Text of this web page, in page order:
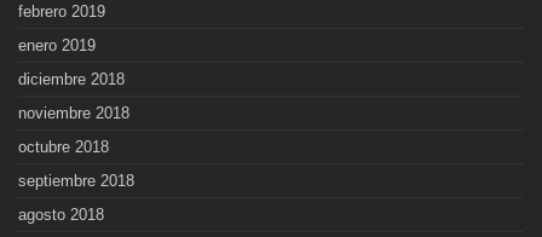
febrero 2019
enero 2019
diciembre 2018
noviembre 2018
octubre 2018
septiembre 2018
agosto 2018